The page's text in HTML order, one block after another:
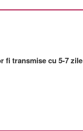
fi transmise cu 5-7 zile